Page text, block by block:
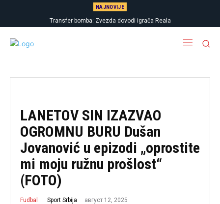
NAJNOVIJE
Transfer bomba: Zvezda dovodi igrača Reala
LANETOV SIN IZAZVAO
OGROMNU BURU Dušan
Jovanović u epizodi „oprostite
mi moju ružnu prošlost“
(FOTO)
Fudbal Sport Srbija август 12, 2025